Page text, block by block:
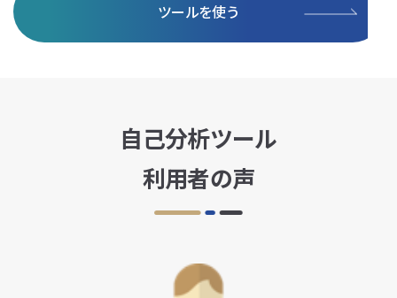
ツールを使う
自己分析ツール
利用者の声